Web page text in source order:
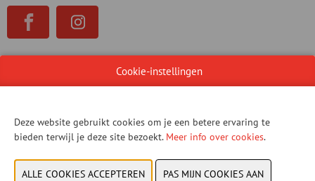
FOTO'S
Cookie-instellingen
Deze website gebruikt cookies om je een betere ervaring te
bieden terwijl je deze site bezoekt. Meer info over cookies.